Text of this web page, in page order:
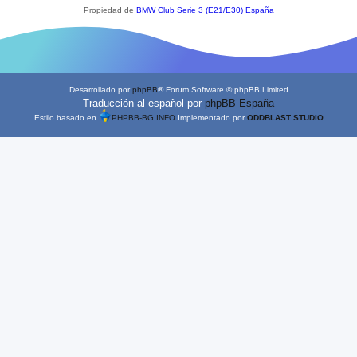
Propiedad de BMW Club Serie 3 (E21/E30) España
Desarrollado porphpBB® Forum Software © phpBB Limited
Traducción al español por phpBB España
Estilo basado en PHPBB-BG.INFOImplementado porODDBLAST STUDIO